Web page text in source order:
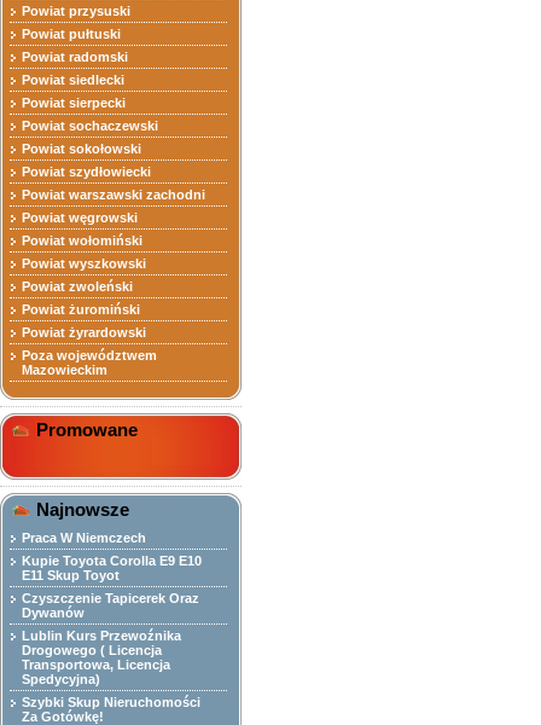
Powiat przysuski
Powiat pułtuski
Powiat radomski
Powiat siedlecki
Powiat sierpecki
Powiat sochaczewski
Powiat sokołowski
Powiat szydłowiecki
Powiat warszawski zachodni
Powiat węgrowski
Powiat wołomiński
Powiat wyszkowski
Powiat zwoleński
Powiat żuromiński
Powiat żyrardowski
Poza województwem
Mazowieckim
Promowane
Najnowsze
Praca W Niemczech
Kupie Toyota Corolla E9 E10
E11 Skup Toyot
Czyszczenie Tapicerek Oraz
Dywanów
Lublin Kurs Przewoźnika
Drogowego ( Licencja
Transportowa, Licencja
Spedycyjna)
Szybki Skup Nieruchomości
Za Gotówkę!